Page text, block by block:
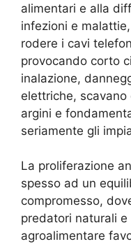
alimentari e alla
infezioni e
rodere i cavi
provocando corto
inalazione,
elettriche,
argini e
seriamente gli
La proliferazione
spesso ad un
compromesso,
predatori naturali
agroalimentare